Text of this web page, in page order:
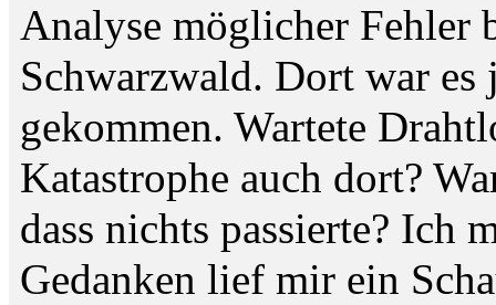
Analyse möglicher Fehler
Schwarzwald. Dort war
gekommen. Wartete
Katastrophe auch dort?
dass nichts passierte? Ich
Gedanken lief mir ein